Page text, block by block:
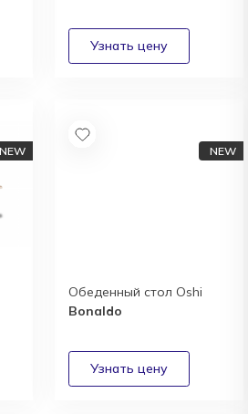
Обеденный стол Oshi
Bonaldo